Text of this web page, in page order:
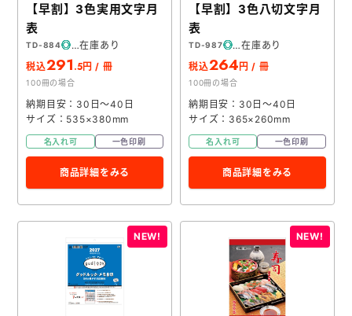
【早割】3色実用文字月
表
TD-884
在庫あり
税込291.5円 / 冊
100冊の場合
納期目安：30日～40日
サイズ：535×380mm
名入れ可 一色印刷
商品詳細をみる
【早割】3色八切文字月
表
TD-987
在庫あり
税込264 円 / 冊
100冊の場合
納期目安：30日～40日
サイズ：365×260mm
名入れ可 一色印刷
商品詳細をみる